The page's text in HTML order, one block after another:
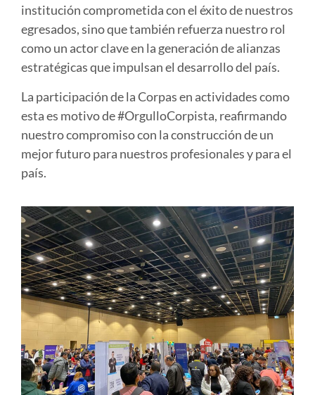
institución comprometida con el éxito de nuestros
egresados, sino que también refuerza nuestro rol
como un actor clave en la generación de alianzas
estratégicas que impulsan el desarrollo del país.
La participación de la Corpas en actividades como
esta es motivo de #OrgulloCorpista, reafirmando
nuestro compromiso con la construcción de un
mejor futuro para nuestros profesionales y para el
país.